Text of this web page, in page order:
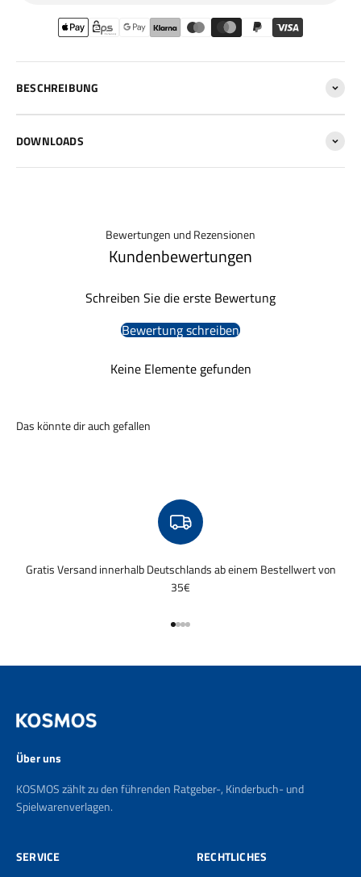
BESCHREIBUNG
DOWNLOADS
Bewertungen und Rezensionen
Kundenbewertungen
Schreiben Sie die erste Bewertung
Bewertung schreiben
Keine Elemente gefunden
Gratis Versand innerhalb Deutschlands ab einem Bestellwert von
35€
Gehe zu Element 1
Gehe zu Element 2
Gehe zu Element 3
Gehe zu Element 4
Über uns
KOSMOS zählt zu den führenden Ratgeber-, Kinderbuch- und
Spielwarenverlagen.
SERVICE
RECHTLICHES